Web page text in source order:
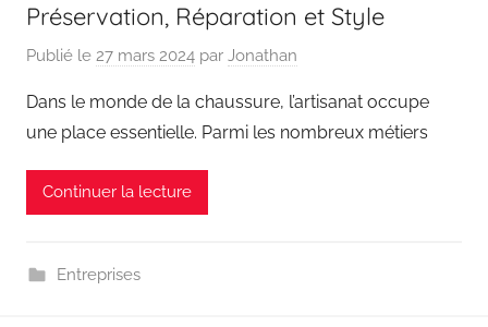
Préservation, Réparation et Style
Publié le 27 mars 2024 par Jonathan
Dans le monde de la chaussure, l’artisanat occupe
une place essentielle. Parmi les nombreux métiers
Continuer la lecture
Entreprises